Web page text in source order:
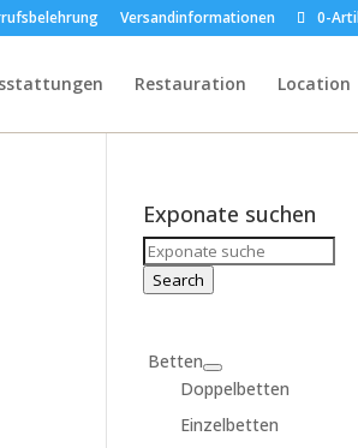
Versandinformationen 0-
Restauration Location
Exponate suchen
Search
for:
Search
Betten
Doppelbetten
Einzelbetten